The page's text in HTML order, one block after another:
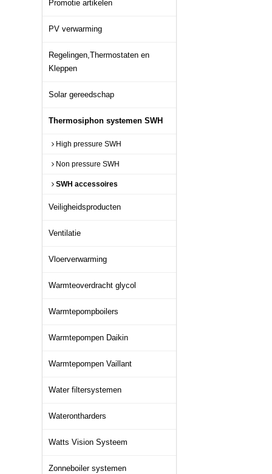
Promotie artikelen
PV verwarming
Regelingen,Thermostaten en
Kleppen
Solar gereedschap
Thermosiphon systemen SWH
High pressure SWH
Non pressure SWH
SWH accessoires
Veiligheidsproducten
Ventilatie
Vloerverwarming
Warmteoverdracht glycol
Warmtepompboilers
Warmtepompen Daikin
Warmtepompen Vaillant
Water filtersystemen
Waterontharders
Watts Vision Systeem
Zonneboiler systemen